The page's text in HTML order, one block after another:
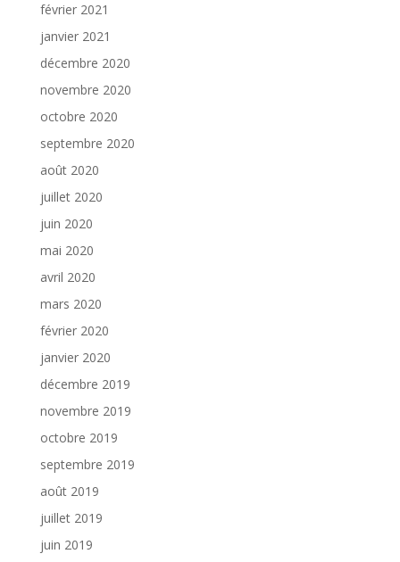
février 2021
janvier 2021
décembre 2020
novembre 2020
octobre 2020
septembre 2020
août 2020
juillet 2020
juin 2020
mai 2020
avril 2020
mars 2020
février 2020
janvier 2020
décembre 2019
novembre 2019
octobre 2019
septembre 2019
août 2019
juillet 2019
juin 2019